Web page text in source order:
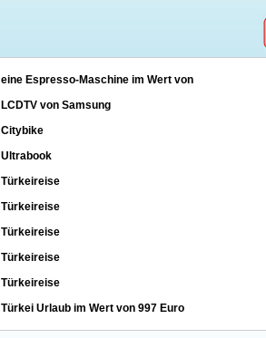
eine Espresso-Maschine im Wert von
LCDTV von Samsung
Citybike
Ultrabook
Türkeireise
Türkeireise
Türkeireise
Türkeireise
Türkeireise
Türkei Urlaub im Wert von 997 Euro